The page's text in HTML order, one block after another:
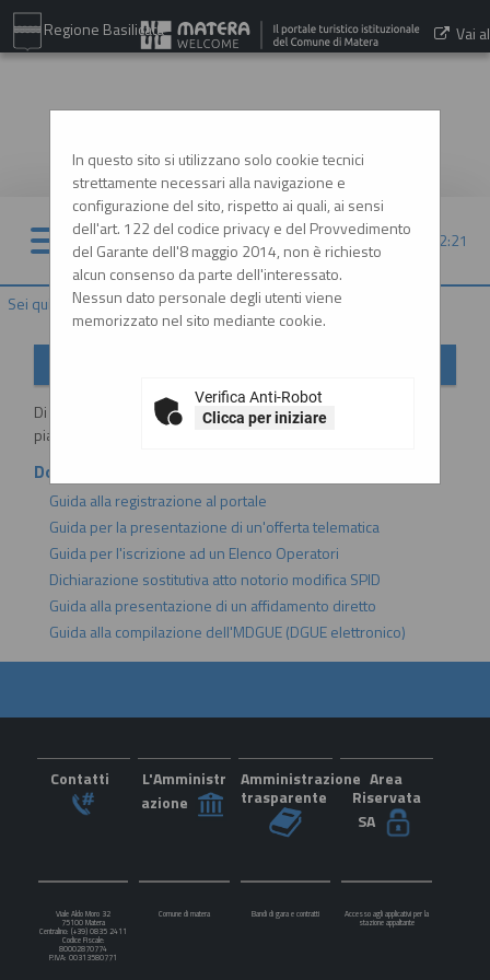
Regione Basilicata Vai al
10/08/2026 22:21
Sei qui: Home»Informazioni»Istruzioni e manuali
In questo sito si utilizzano solo cookie tecnici
strettamente necessari alla navigazione e
configurazione del sito, rispetto ai quali, ai sensi
dell'art. 122 del codice privacy e del Provvedimento
del Garante dell'8 maggio 2014, non è richiesto
alcun consenso da parte dell'interessato.
Nessun dato personale degli utenti viene
memorizzato nel sito mediante cookie.
Verifica Anti-Robot
Clicca per iniziare
Di seguito si riportano i manuali di supporto per operare con la
piattaforma telematica dell'Ente.
Documenti
Guida alla registrazione al portale
Guida per la presentazione di un'offerta telematica
Guida per l'iscrizione ad un Elenco Operatori
Dichiarazione sostitutiva atto notorio modifica SPID
Guida alla presentazione di un affidamento diretto
Guida alla compilazione dell'MDGUE (DGUE elettronico)
Contatti
L'Amministr
azione
Amministrazione
trasparente
Area
Riservata
SA
Viale Aldo Moro 32
75100 Matera
Centralino: (+39) 0835 2411
Codice Fiscale:
80002870774
P.IVA: 00313580771
Comune di matera Bandi di gara e contratti Accesso agli applicativi per la
stazione appaltante